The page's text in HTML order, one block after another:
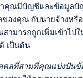
าคุณมีบัญชีและข้อมูลบั
ของคุณ กับนายจ้างหรื
ามารถถูกเพิ่มเข้าไป
เป็นต้น
คลที่สามที่คุณแบ่งปันข้